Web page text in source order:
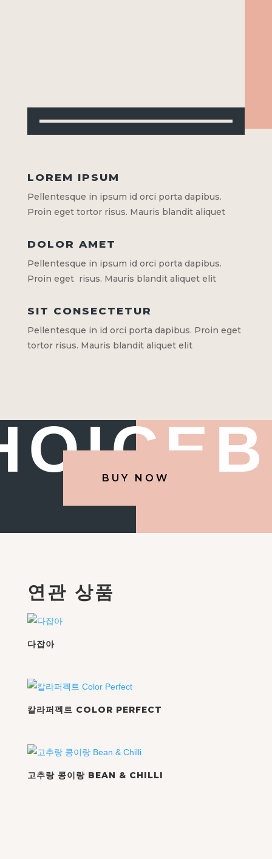
LOREM IPSUM
Pellentesque in ipsum id orci porta dapibus.
Proin eget tortor risus. Mauris blandit aliquet
DOLOR AMET
Pellentesque in ipsum id orci porta dapibus.
Proin eget risus. Mauris blandit aliquet elit
SIT CONSECTETUR
Pellentesque in id orci porta dapibus. Proin eget
tortor risus. Mauris blandit aliquet elit
BUY NOW
연관 상품
다잡아
칼라퍼펙트 COLOR PERFECT
고추랑 콩이랑 BEAN & CHILLI